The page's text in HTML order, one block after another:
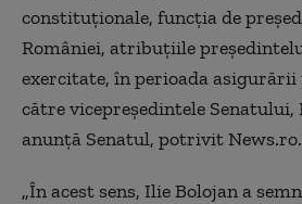
constituţionale, funcţia de
României, atribuţiile
exercitate, în perioada
către vicepreşedintele Senatului,
anunţă Senatul, potrivit News.ro.
„În acest sens, Ilie Bolojan a